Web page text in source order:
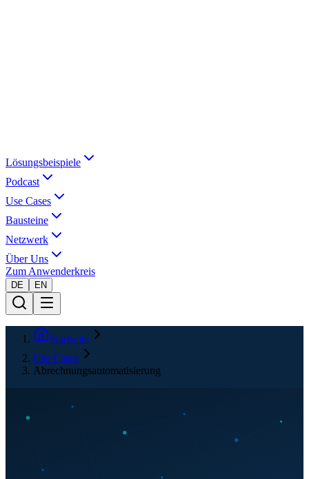
Lösungsbeispiele
Podcast
Use Cases
Bausteine
Netzwerk
Über Uns
Zum Anwenderkreis
DE EN
Startseite
Use Cases
Abrechnungsautomatisierung